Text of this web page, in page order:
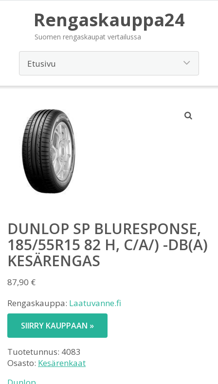
Rengaskauppa24
Suomen rengaskaupat vertailussa
DUNLOP SP BLURESPONSE,
185/55R15 82 H, C/A/) -DB(A)
KESÄRENGAS
87,90 €
Rengaskauppa: Laatuvanne.fi
SIIRRY KAUPPAAN »
Tuotetunnus: 4083
Osasto: Kesärenkaat